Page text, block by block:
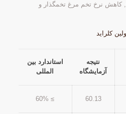
باعث, آهسته توسعه, perosis, کاهش نرخ تخم مرغ تخمگذار و
نتیجه
آزمایشگاه
استاندارد بین
المللی
60.13
≥ 60%